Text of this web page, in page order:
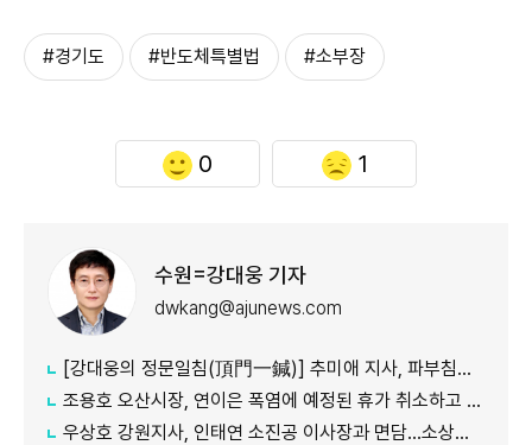
#경기도 #반도체특별법 #소부장
0 1
수원=강대웅 기자
dwkang@ajunews.com
[강대웅의 정문일침(頂門一鍼)] 추미애 지사, 파부침주(破釜沈舟) 심경으로 '경기도 재정 비상' 극복 나섰다
조용호 오산시장, 연이은 폭염에 예정된 휴가 취소하고 시민 안전 챙겨
우상호 강원지사, 인태연 소진공 이사장과 면담...소상공인·전통시장 지원 협력체계 구축